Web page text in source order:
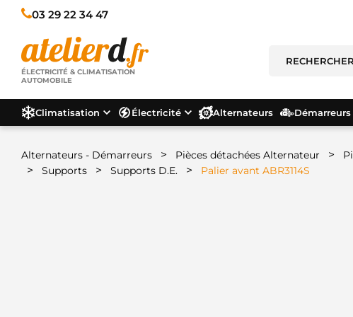
03 29 22 34 47
ÉLECTRICITÉ & CLIMATISATION
AUTOMOBILE
Climatisation Électricité Alternateurs Démarreurs
Alternateurs - Démarreurs > Pièces détachées Alternateur >
> Supports > Supports D.E. > Palier avant ABR3114S